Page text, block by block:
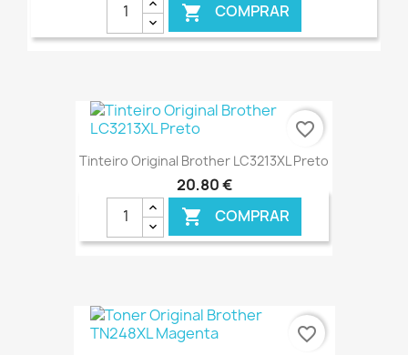
 COMPRAR
Tinteiro Original Brother LC3213XL Preto
20,80 €
 COMPRAR
favorite_border
favorite_border